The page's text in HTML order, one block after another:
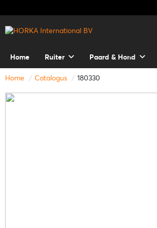
Home Ruiter Paard & Hond
Home Catalogus 180330